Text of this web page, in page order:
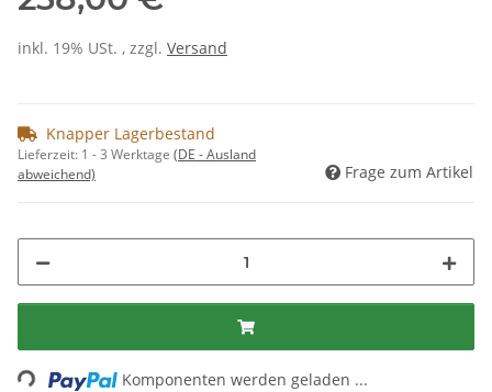
inkl. 19% USt. , zzgl. Versand
Knapper Lagerbestand
Lieferzeit: 1 - 3 Werktage (DE - Ausland
abweichend)
Frage zum Artikel
Komponenten werden geladen ...